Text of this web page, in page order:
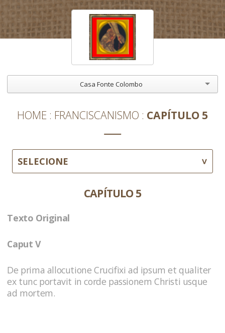
Casa Fonte Colombo
HOME FRANCISCANISMO CAPÍTULO 5
SELECIONE
CAPÍTULO 5
Texto Original
Caput V
De prima allocutione Crucifixi ad ipsum et qualiter
ex tunc portavit in corde passionem Christi usque
ad mortem.